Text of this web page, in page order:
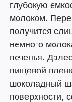
глубокую
молоком.
получится
немного
печенья.
пищевой
шоколадный
поверхности,